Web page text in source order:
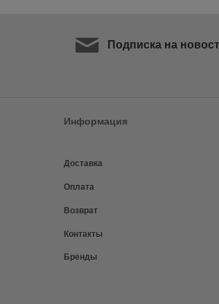
Подписка на
Информация
Доставка
Оплата
Возврат
Контакты
Бренды